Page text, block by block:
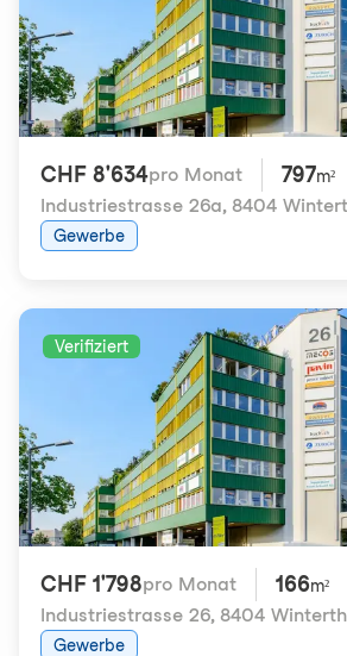
CHF 8'634pro Monat 797m²
Industriestrasse 26a, 8404
Gewerbe
Verifiziert
CHF 1'798pro Monat 166m²
Industriestrasse 26, 8404
Gewerbe